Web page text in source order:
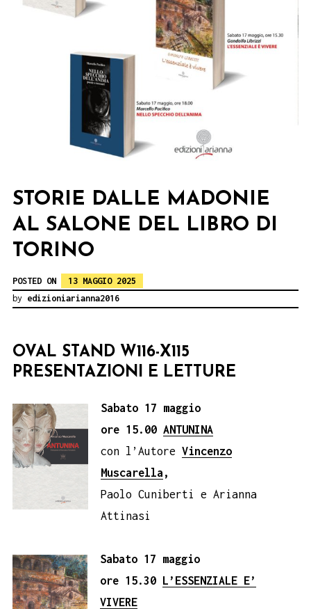
STORIE DALLE MADONIE
AL SALONE DEL LIBRO DI
TORINO
POSTED ON
13 MAGGIO 2025
by edizioniarianna2016
OVAL STAND W116-X115
PRESENTAZIONI E LETTURE
Sabato 17 maggio
ore 15.00 ANTUNINA
con l’Autore Vincenzo
Muscarella ,
Paolo Cuniberti e Arianna
Attinasi
Sabato 17 maggio
ore 15.30 L’ESSENZIALE E’
VIVERE